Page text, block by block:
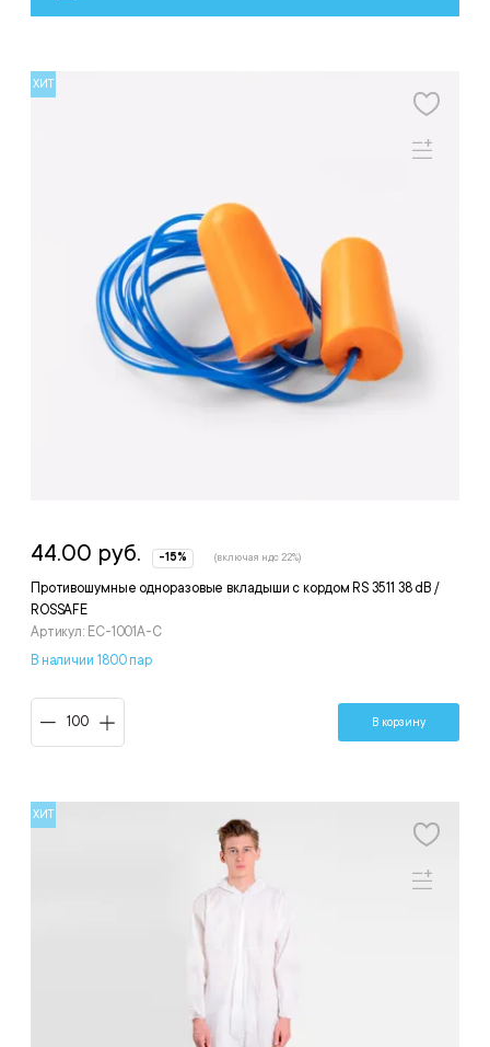
ХИТ
Противошумные одноразовые вкладыши с кордом RS 3511 38 dB /
ROSSAFE
Артикул: EC-1001A-C
44.00 руб. -15% (включая ндс 22%)
В наличии 1800 пар
В корзину
ХИТ